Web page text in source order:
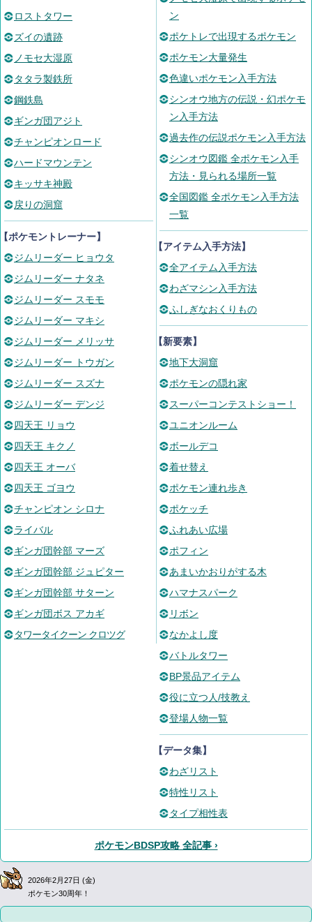
ロストタワー
ズイの遺跡
ノモセ大湿原
タタラ製鉄所
鋼鉄島
ギンガ団アジト
チャンピオンロード
ハードマウンテン
キッサキ神殿
戻りの洞窟
ポケモントレーナー】
ジムリーダー ヒョウタ
ジムリーダー ナタネ
ジムリーダー スモモ
ジムリーダー マキシ
ジムリーダー メリッサ
ジムリーダー トウガン
ジムリーダー スズナ
ジムリーダー デンジ
四天王 リョウ
四天王 キクノ
四天王 オーバ
四天王 ゴヨウ
チャンピオン シロナ
ライバル
ギンガ団幹部 マーズ
ギンガ団幹部 ジュピター
ギンガ団幹部 サターン
ギンガ団ボス アカギ
タワータイクーン クロツグ
ン
ポケトレで出現するポケモン
ポケモン大量発生
色違いポケモン入手方法
シンオウ地方の伝説・幻ポケモ
ン入手方法
過去作の伝説ポケモン入手方法
シンオウ図鑑 全ポケモン入手
方法・見られる場所一覧
全国図鑑 全ポケモン入手方法
一覧
【アイテム入手方法】
全アイテム入手方法
わざマシン入手方法
ふしぎなおくりもの
【新要素】
地下大洞窟
ポケモンの隠れ家
スーパーコンテストショー！
ユニオンルーム
ボールデコ
着せ替え
ポケモン連れ歩き
ポケッチ
ふれあい広場
ポフィン
あまいかおりがする木
ハマナスパーク
リボン
なかよし度
バトルタワー
BP景品アイテム
役に立つ人/技教え
登場人物一覧
【データ集】
わざリスト
特性リスト
タイプ相性表
ポケモンBDSP攻略 全記事 ›
2026年2月27日 (金)
ポケモン30周年！